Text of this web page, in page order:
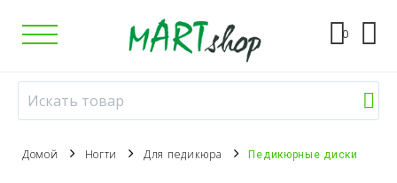
0
Домой Ногти Для педикюра Педикюрные диски